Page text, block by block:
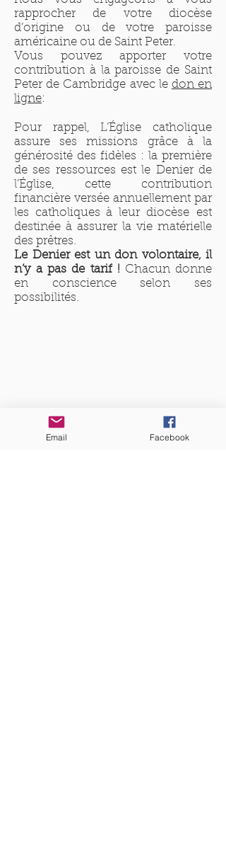
rapprocher de votre diocèse
d’origine ou de votre paroisse
américaine ou de Saint Peter.
Vous pouvez apporter votre
contribution à la paroisse de Saint
Peter de Cambridge avec le don en
ligne:
Pour rappel, L’Église catholique
assure ses missions grâce à la
générosité des fidèles : la première
de ses ressources est le Denier de
l’Église, cette contribution
financière versée annuellement par
les catholiques à leur diocèse est
destinée à assurer la vie matérielle
des prêtres.
Le Denier est un don volontaire, il
n’y a pas de tarif ! Chacun donne
en conscience selon ses
possibilités.​
Vous avez une question ? Ecrivez-nous !
Contactez-nous
Email Facebook